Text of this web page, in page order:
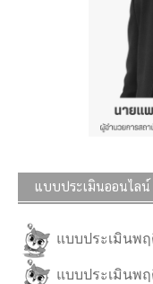
แบบประเมินออนไลน์
แบบประเมินพ
แบบประเมินพฤ